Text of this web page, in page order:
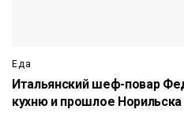
Еда
Итальянский шеф-повар
кухню и прошлое Норильска